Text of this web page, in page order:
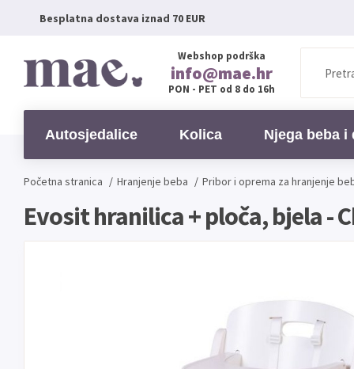
Besplatna dostava iznad 70 EUR
Webshop podrška
info@mae.hr
PON - PET od 8 do 16h
Autosjedalice Kolica Njega beba i
Početna stranica / Hranjenje beba / Pribor i oprema za hranjenje
Evosit hranilica + ploča, bjela -